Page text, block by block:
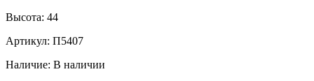
Высота: 44
Артикул: П5407
Наличие: В наличии